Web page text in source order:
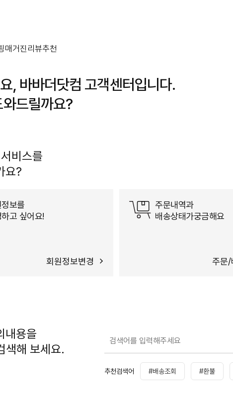
매거진 리뷰추천
, 바바더닷컴 고객센터입니다.
드릴까요?
비스를
요?
보를
고 싶어요!
회원정보변경
주문내역과
배송상태가궁금해요
주문/
내용을
색해 보세요.
추천검색어 #배송조회 #환불